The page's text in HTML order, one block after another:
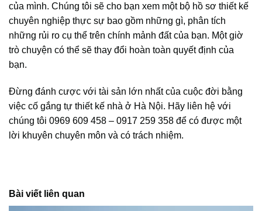
của mình. Chúng tôi sẽ cho bạn xem một bộ hồ sơ thiết kế
chuyên nghiệp thực sự bao gồm những gì, phân tích
những rủi ro cụ thể trên chính mảnh đất của bạn. Một giờ
trò chuyện có thể sẽ thay đổi hoàn toàn quyết định của
bạn.
Đừng đánh cược với tài sản lớn nhất của cuộc đời bằng
việc cố gắng tự thiết kế nhà ở Hà Nội. Hãy liên hệ với
chúng tôi 0969 609 458 – 0917 259 358 để có được một
lời khuyên chuyên môn và có trách nhiệm.
Bài viết liên quan